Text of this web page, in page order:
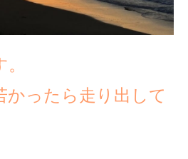
かったら走り出して